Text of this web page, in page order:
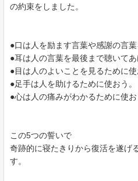
の約束をしました。
●口は人を励ます言葉や感謝の言葉
●耳は人の言葉を最後まで聴いてあ
●目は人のよいことを見るために使
●足手は人を助けるために使おう。
●心は人の痛みがわかるために使お
この5つの誓いで
奇跡的に寝たきりから復活を遂げ
す。